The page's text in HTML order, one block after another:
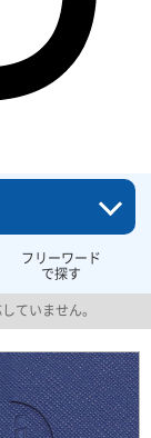
フリーワード
で探す
ていません。